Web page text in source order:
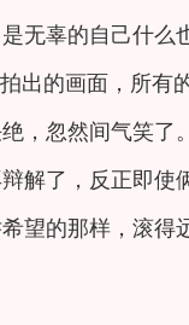
无辜的自己什
出的画面，所有
，忽然间气笑了
解了，反正即
望的那样，滚得